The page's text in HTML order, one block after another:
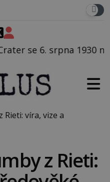
ve své
Rieti: víra, vize a
z Rieti: